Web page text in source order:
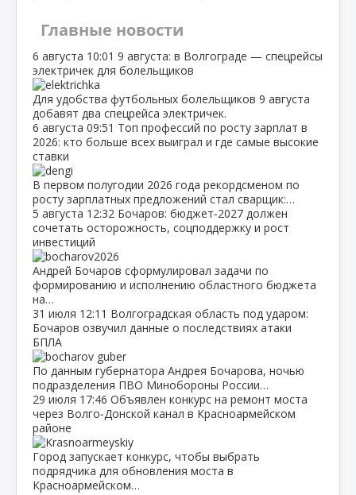
Главные новости
6 августа 10:01 9 августа: в Волгограде — спецрейсы
электричек для болельщиков
Для удобства футбольных болельщиков 9 августа
добавят два спецрейса электричек.
6 августа 09:51 Топ профессий по росту зарплат в
2026: кто больше всех выиграл и где самые высокие
ставки
В первом полугодии 2026 года рекордсменом по
росту зарплатных предложений стал сварщик:…
5 августа 12:32 Бочаров: бюджет‑2027 должен
сочетать осторожность, соцподдержку и рост
инвестиций
Андрей Бочаров сформулировал задачи по
формированию и исполнению областного бюджета
на…
31 июля 12:11 Волгоградская область под ударом:
Бочаров озвучил данные о последствиях атаки
БПЛА
По данным губернатора Андрея Бочарова, ночью
подразделения ПВО Минобороны России…
29 июля 17:46 Объявлен конкурс на ремонт моста
через Волго‑Донской канал в Красноармейском
районе
Город запускает конкурс, чтобы выбрать
подрядчика для обновления моста в
Красноармейском…